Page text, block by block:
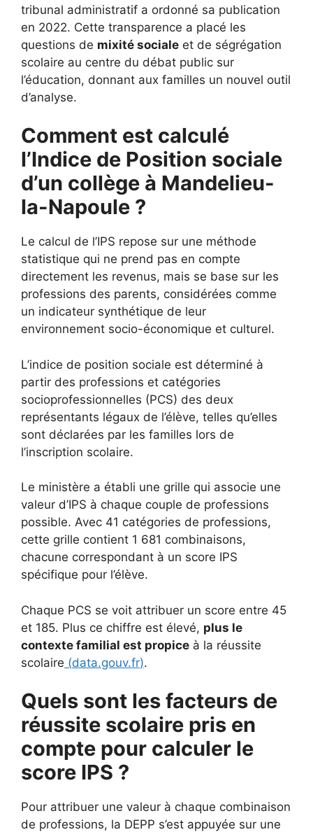
tribunal administratif a ordonné sa publication
en 2022. Cette transparence a placé les
questions de mixité sociale et de ségrégation
scolaire au centre du débat public sur
l’éducation, donnant aux familles un nouvel outil
d’analyse.
Comment est calculé
l’Indice de Position sociale
d’un collège à Mandelieu-
la-Napoule ?
Le calcul de l’IPS repose sur une méthode
statistique qui ne prend pas en compte
directement les revenus, mais se base sur les
professions des parents, considérées comme
un indicateur synthétique de leur
environnement socio-économique et culturel.
L’indice de position sociale est déterminé à
partir des professions et catégories
socioprofessionnelles (PCS) des deux
représentants légaux de l’élève, telles qu’elles
sont déclarées par les familles lors de
l’inscription scolaire.
Le ministère a établi une grille qui associe une
valeur d’IPS à chaque couple de professions
possible. Avec 41 catégories de professions,
cette grille contient 1 681 combinaisons,
chacune correspondant à un score IPS
spécifique pour l’élève.
Chaque PCS se voit attribuer un score entre 45
et 185. Plus ce chiffre est élevé, plus le
contexte familial est propice à la réussite
scolaire (data.gouv.fr).
Quels sont les facteurs de
réussite scolaire pris en
compte pour calculer le
score IPS ?
Pour attribuer une valeur à chaque combinaison
de professions, la DEPP s’est appuyée sur une